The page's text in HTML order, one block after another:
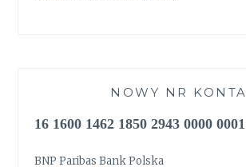
NOWY NR KONTA
16 1600 1462 1850 2943 0000 0001
BNP Paribas Bank Polska